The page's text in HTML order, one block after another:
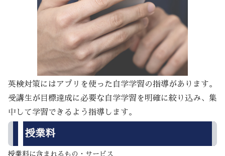
英検対策にはアプリを使った自学学習の指導があります。
受講生が目標達成に必要な自学学習を明確に絞り込み、集
中して学習できるよう指導します。
授業料
授業料に含まれるもの・サービス